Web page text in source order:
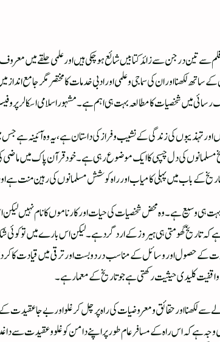
قلم سے تین درجن سے زائد کتابیں شائع ہوچکی ہیں اور علمی حلقے میں
ساتھ لکھنا اور ان کی سماجی و علمی اور ادبی خدمات کا مختصر مگر جامع
میں شخصیات کا مطالعہ بہت ہی اہم ہے۔مشہور اسلامی اسکالر
اور تہذیبوں کی زندگی کے نشیب و فراز کی داستان ہے، یہ وہ
کی دل چسپی کا ایک موضوع رہی ہے۔خود قرآن پاک میں ماضی کی
کے باب میں پہلی کامیاب اور راہ کوشش مسلمانوں کی رہین منت
ہی وسیع ہے ۔وہ محض شخصیات کی حیات اور کارناموں کا نام نہیں
تاریخ گھومتی ہی ہیروز کے اردگرد ہے۔لیکن اس بارے میں تو کوئی
کے حصول اور وسائل کے مناسب درد و بست اور ترقی میں قیادت کا
کلیدی حیثیت رکھتی ہے جو تاریخ کے معمار ہے۔
لکھنااورحقائق و معروضیات کی راہ پر چل کر غلو اور بے جا عقیدت
ہے کہ اس راہ کے مسافر عام طور پر اپنے دامن کو غلو وعقیدت سے